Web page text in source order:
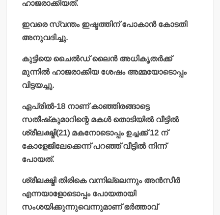
ഹാജരാക്കിയത്.
ഇവരെ സ്വന്തം ഇഷ്ടത്തിന് പോകാന്‍ കോടതി
അനുവദിച്ചു.
കുട്ടിയെ ചൈല്‍ഡ് ലൈന്‍ അധികൃതര്‍ക്ക്
മുന്നില്‍ ഹാജരാക്കിയ ശേഷം അമ്മയോടൊപ്പം
വിട്ടയച്ചു.
ഏപ്രില്‍-18 നാണ് കാഞ്ഞിരങ്ങാട്ടെ
സതീഷ്‌കുമാറിന്റെ മകള്‍ തൊടിയില്‍ വീട്ടില്‍
ശ്രീലക്ഷ്മി(21) മകനോടൊപ്പം ഉച്ചക്ക് 12 ന്
കോളേജിലേക്കെന്ന് പറഞ്ഞ് വീട്ടില്‍ നിന്ന്
പോയത്.
ശ്രീലക്ഷ്മി തിരികെ വന്നില്ലെന്നും അന്‍സീര്‍
എന്നയാളോടൊപ്പം പോയതായി
സംശയിക്കുന്നുവെന്നുമാണ് ഭര്‍ത്താവ്